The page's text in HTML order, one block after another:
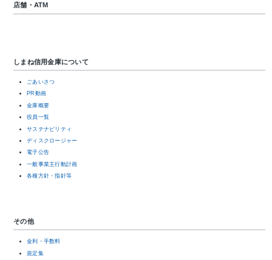
店舗・ATM
しまね信用金庫について
ごあいさつ
PR動画
金庫概要
役員一覧
サステナビリティ
ディスクロージャー
電子公告
一般事業主行動計画
各種方針・指針等
その他
金利・手数料
規定集